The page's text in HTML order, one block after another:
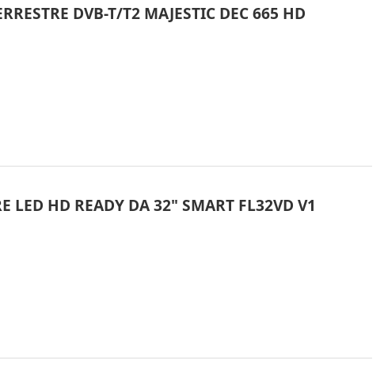
DVB-T/T2 MAJESTIC DEC 665 HD
LED HD READY DA 32" SMART FL32VD V1